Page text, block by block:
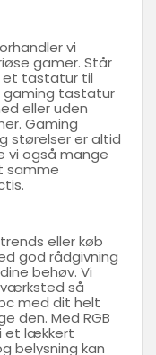
vi
gamer. Står
et tastatur til
gaming tastatur
eller uden
Gaming
størelser er altid
vi også mange
samme
eller køb
god rådgivning
behøv. Vi
så
med dit helt
den. Med RGB
et lækkert
belysning kan